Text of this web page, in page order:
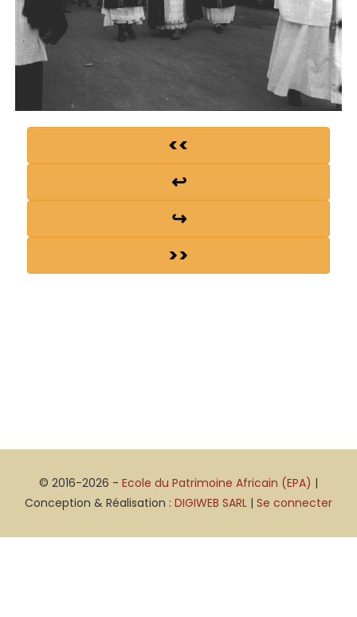
<<
↩
↪
>>
© 2016-2026 - Ecole du Patrimoine Africain (EPA) |
Conception & Réalisation : DIGIWEB SARL | Se connecter